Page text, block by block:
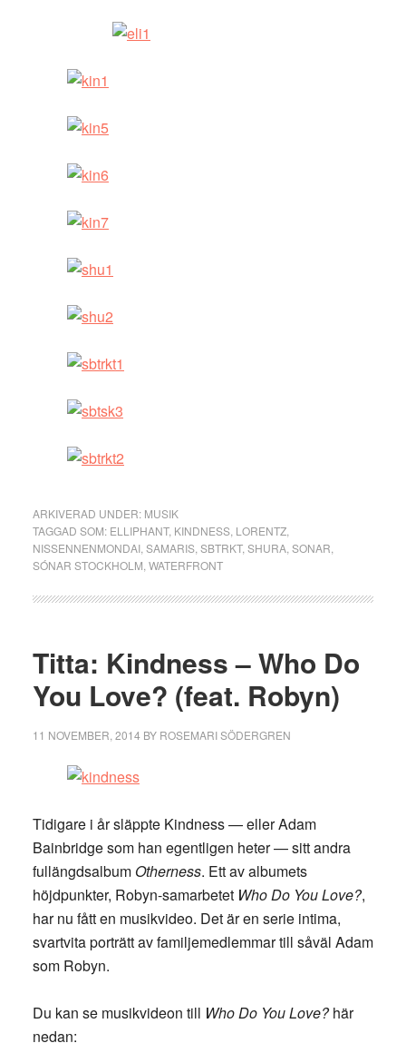
ARKIVERAD UNDER: MUSIK
TAGGAD SOM: ELLIPHANT, KINDNESS, LORENTZ,
NISSENNENMONDAI, SAMARIS, SBTRKT, SHURA, SONAR
SÓNAR STOCKHOLM WATERFRONT
Titta: Kindness – Who Do
You Love? (feat. Robyn)
11 NOVEMBER, 2014 BY ROSEMARI SÖDERGREN
Tidigare i år släppte Kindness — eller Adam
Bainbridge som han egentligen heter — sitt andra
fullängdsalbum Otherness. Ett av albumets
höjdpunkter, Robyn-samarbetet Who Do You Love?,
har nu fått en musikvideo. Det är en serie intima,
svartvita porträtt av familjemedlemmar till såväl Adam
som Robyn.
Du kan se musikvideon till Who Do You Love?här
nedan: